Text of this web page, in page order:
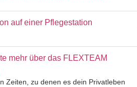
auf einer Pflegestation
mehr über das FLEXTEAM
Zeiten, zu denen es dein Privatleben